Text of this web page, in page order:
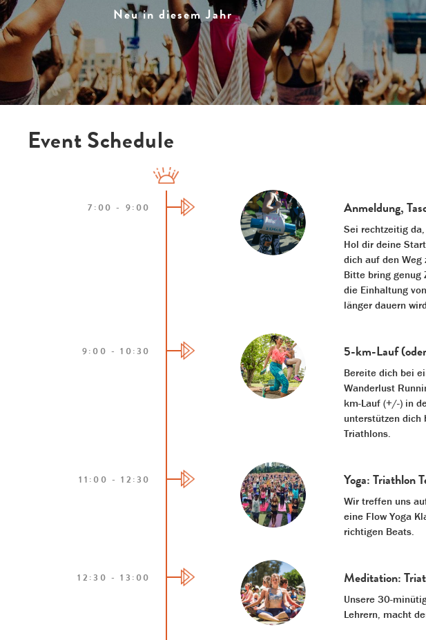
Neu in diesem Jahr
Event Schedule
7:00 - 9:00 Anmeldung,
Sei rechtzeitig
Hol dir deine
dich auf den
Bitte bring genug
die Einhaltung
länger dauern
9:00 - 10:30 5-km-Lauf
Bereite dich bei
Wanderlust
km-Lauf (+/-) in
unterstützen dich
Triathlons.
11:00 - 12:30 Yoga: Triathlon
Wir treffen uns
eine Flow Yoga
richtigen Beats.
12:30 - 13:00 Meditation:
Unsere 30-
Lehrern, macht